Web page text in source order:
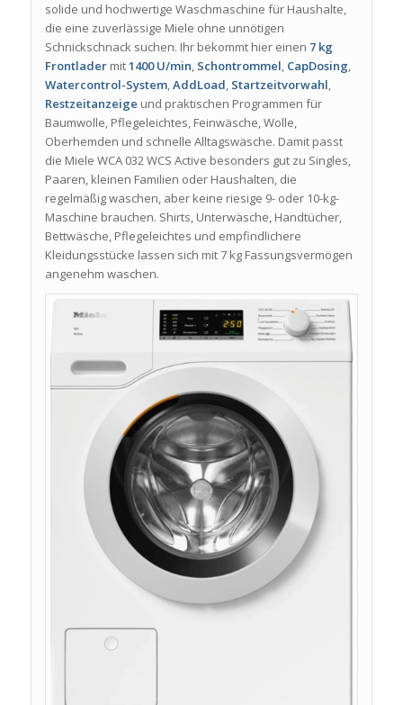
solide und hochwertige Waschmaschine für Haushalte,
die eine zuverlässige Miele ohne unnötigen
Schnickschnack suchen. Ihr bekommt hier einen 7 kg
Frontladermit1400 U/min, Schontrommel, CapDosing,
Watercontrol-System,AddLoad, Startzeitvorwahl,
Restzeitanzeige und praktischen Programmen für
Baumwolle, Pflegeleichtes, Feinwäsche, Wolle,
Oberhemden und schnelle Alltagswäsche. Damit passt
die Miele WCA 032 WCS Active besonders gut zu Singles,
Paaren, kleinen Familien oder Haushalten, die
regelmäßig waschen, aber keine riesige 9- oder 10-kg-
Maschine brauchen. Shirts, Unterwäsche, Handtücher,
Bettwäsche, Pflegeleichtes und empfindlichere
Kleidungsstücke lassen sich mit 7 kg Fassungsvermögen
angenehm waschen.